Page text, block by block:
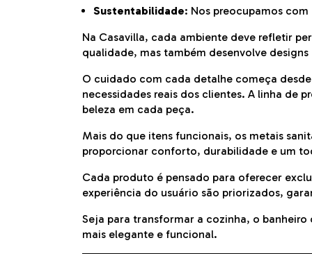
Sustentabilidade: Nos preocupamos
Na Casavilla, cada ambiente deve refletir
qualidade, mas também desenvolve
O cuidado com cada detalhe começa
necessidades reais dos clientes. A linha de
beleza em cada peça.
Mais do que itens funcionais, os metais
proporcionar conforto, durabilidade e um
Cada produto é pensado para oferecer
experiência do usuário são priorizados,
Seja para transformar a cozinha, o
mais elegante e funcional.